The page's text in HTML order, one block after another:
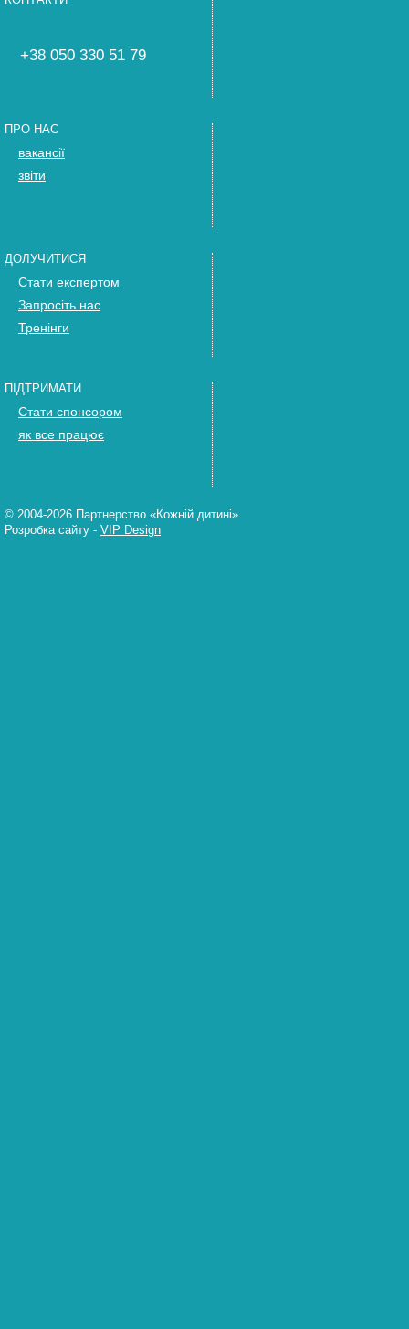
+38 050 330 51 79
ПРО НАС
вакансії
звіти
ДОЛУЧИТИСЯ
Стати експертом
Запросіть нас
Тренінги
ПІДТРИМАТИ
Стати спонсором
як все працює
© 2004-2026 Партнерство «Кожній дитині»
Розробка сайту - VIP Design